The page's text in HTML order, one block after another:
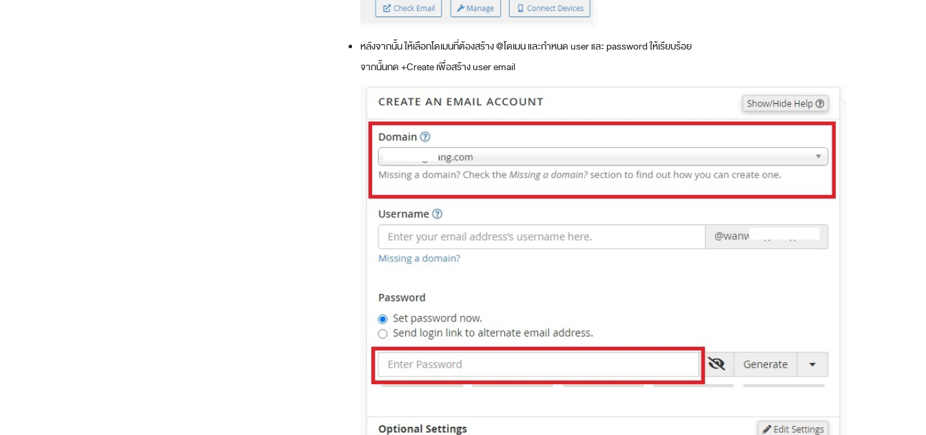
หลังจากนั้น ให้เลือกโดเมนที่ต้องสร้าง @โดเมน และกำหนด user และ password ให้เรียบร้อย
จากนั้นกด +Create เพื่อสร้าง user email